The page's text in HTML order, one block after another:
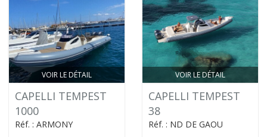
VOIR LE DÉTAIL
CAPELLI TEMPEST
1000
Réf. : ARMONY
VOIR LE DÉTAIL
CAPELLI TEMPEST
38
Réf. : ND DE GAOU